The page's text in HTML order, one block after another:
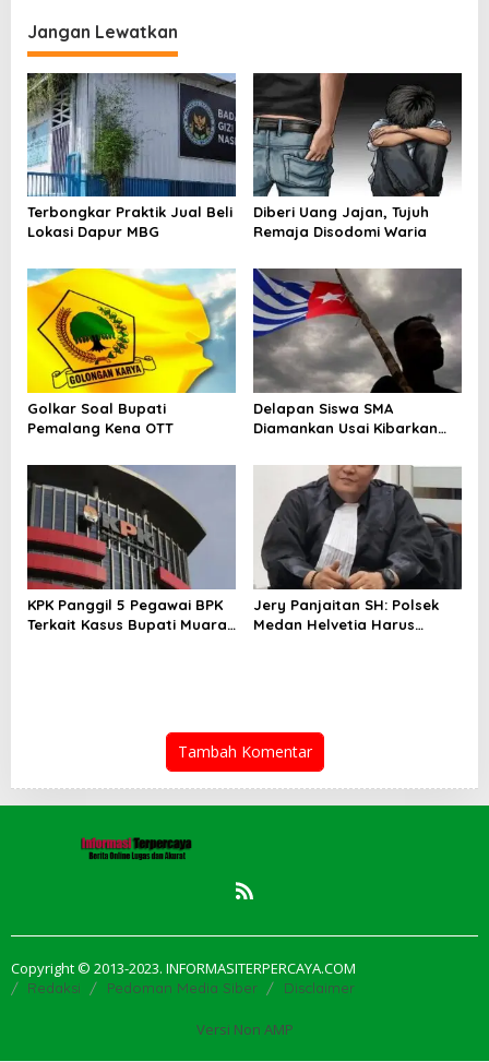
g
a
s
i
p
o
s
Jangan Lewatkan
Terbongkar Praktik Jual Beli
Lokasi Dapur MBG
Diberi Uang Jajan, Tujuh
Remaja Disodomi Waria
Golkar Soal Bupati
Pemalang Kena OTT
Delapan Siswa SMA
Diamankan Usai Kibarkan
Nabire
KPK Panggil 5 Pegawai BPK
Terkait Kasus Bupati Muara
Jery Panjaitan SH: Polsek
Medan Helvetia Harus
Tambah Komentar
Copyright © 2013-2023. INFORMASITERPERCAYA.COM
Redaksi Pedoman Media Siber Disclaimer
Versi Non AMP